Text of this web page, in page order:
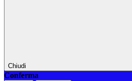
Chiudi
Conferma